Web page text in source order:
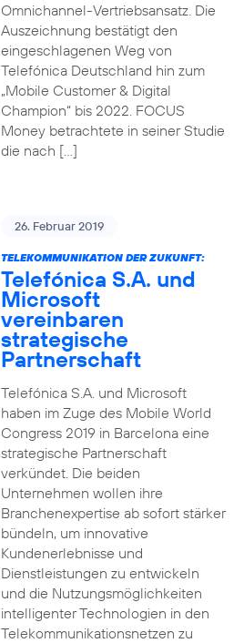
Omnichannel-Vertriebsansatz. Die
Auszeichnung bestätigt den
eingeschlagenen Weg von
Telefónica Deutschland hin zum
„Mobile Customer & Digital
Champion“ bis 2022. FOCUS
Money betrachtete in seiner Studie
die nach […]
26. Februar 2019
TELEKOMMUNIKATION DER ZUKUNFT:
Telefónica S.A. und
Microsoft
vereinbaren
strategische
Partnerschaft
Telefónica S.A. und Microsoft
haben im Zuge des Mobile World
Congress 2019 in Barcelona eine
strategische Partnerschaft
verkündet. Die beiden
Unternehmen wollen ihre
Branchenexpertise ab sofort stärker
bündeln, um innovative
Kundenerlebnisse und
Dienstleistungen zu entwickeln
und die Nutzungsmöglichkeiten
intelligenter Technologien in den
Telekommunikationsnetzen zu